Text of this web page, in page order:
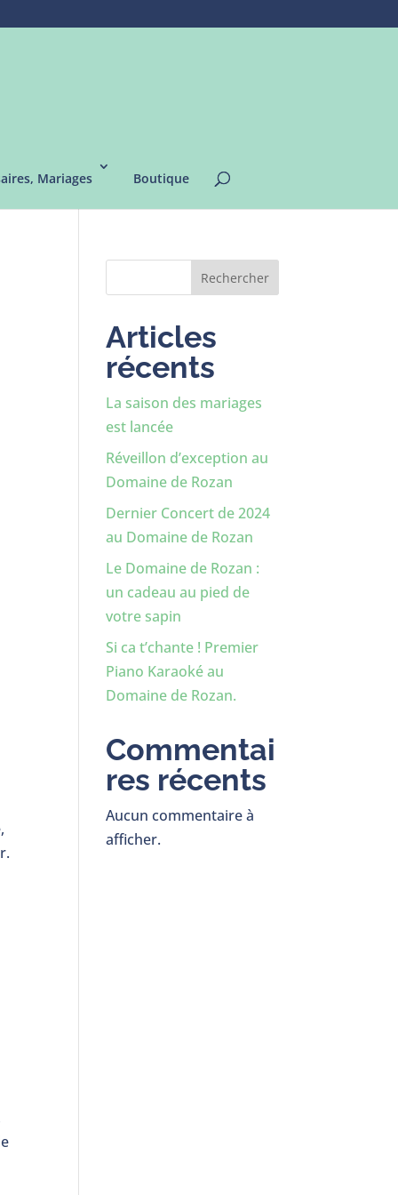
Mariages Boutique
Rechercher
Articles
récents
La saison des mariages
est lancée
Réveillon d’exception au
Domaine de Rozan
Dernier Concert de 2024
au Domaine de Rozan
Le Domaine de Rozan :
un cadeau au pied de
votre sapin
Si ca t’chante ! Premier
Piano Karaoké au
Domaine de Rozan.
Commentai
res récents
Aucun commentaire à
afficher.